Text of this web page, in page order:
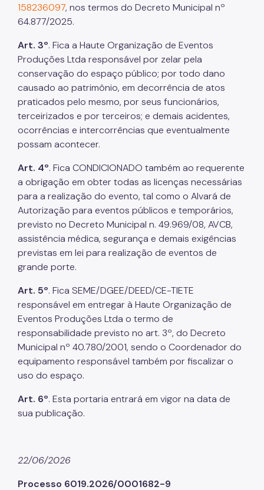
158236097, nos termos do Decreto Municipal nº
64.877/2025.
Art. 3º. Fica a Haute Organização de Eventos
Produções Ltda responsável por zelar pela
conservação do espaço público; por todo dano
causado ao patrimônio, em decorrência de atos
praticados pelo mesmo, por seus funcionários,
terceirizados e por terceiros; e demais acidentes,
ocorrências e intercorrências que eventualmente
possam acontecer.
Art. 4º. Fica CONDICIONADO também ao requerente
a obrigação em obter todas as licenças necessárias
para a realização do evento, tal como o Alvará de
Autorização para eventos públicos e temporários,
previsto no Decreto Municipal n. 49.969/08, AVCB,
assistência médica, segurança e demais exigências
previstas em lei para realização de eventos de
grande porte.
Art. 5º. Fica SEME/DGEE/DEED/CE-TIETE
responsável em entregar à Haute Organização de
Eventos Produções Ltda o termo de
responsabilidade previsto no art. 3º, do Decreto
Municipal nº 40.780/2001, sendo o Coordenador do
equipamento responsável também por fiscalizar o
uso do espaço.
Art. 6º. Esta portaria entrará em vigor na data de
sua publicação.
22/06/2026
Processo 6019.2026/0001682-9